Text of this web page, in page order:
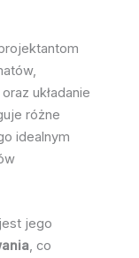
układanie
różne
idealnym
jego
, co